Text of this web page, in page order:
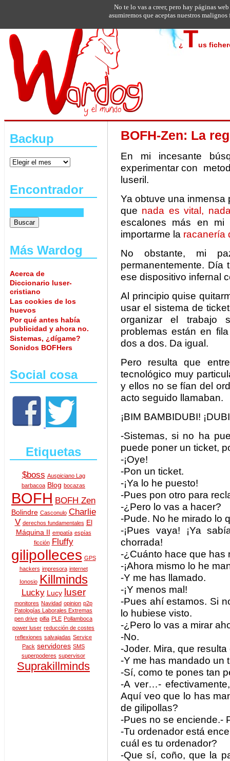
¿Tus
Backup
Encontrador
Más Wardog
Acerca de
Diccionario luser-
cristiano
Las cookies de los
huevos
Por qué antes había
publicidad y ahora no.
Sistemas, ¿dígame?
Sonidos BOFHers
Social cosa
Etiquetas
$boss Auspiciano Lag
barbacoa Blog bocazas
BOFH BOFH Zen
Bolindre Casconulo Charlie
V derechos fundamentales El
Máquina II empatía espías
ficción
Fluffy
gilipolleces GPS
hackers impresora internet
Ionosio Killminds
Lucky Lucy luser
monitores Navidad opinion p2p
Patologías Laborales Extremas
pen drive pifia PLE Pollamboca
power luser reducción de costes
reflexiones salvajadas Service
Pack servidores SMS
superpoderes supervisor
Suprakillminds
BOFH-Zen: La
En mi incesante
experimentar con
luseril.
Ya obtuve una inmensa
que nada es vital,
escalones más en
importarme la racanería
No obstante, mi
permanentemente. Día
ese dispositivo infernal
Al principio quise
usar el sistema de
organizar el trabajo
problemas están en
dos a dos. Da igual.
Pero resulta que
tecnológico muy
y ellos no se fían del
acto seguido llamaban.
¡BIM BAMBIDUBI!
-Sistemas, si no ha
puede poner un ticket,
-¡Oye!
-Pon un ticket.
-¡Ya lo he puesto!
-Pues pon otro para
-¿Pero lo vas a hacer?
-Pude. No he mirado lo
-¡Pues vaya! ¡Ya
chorrada!
-¿Cuánto hace que has
-¡Ahora mismo lo he
-Y me has llamado.
-¡Y menos mal!
-Pues ahí estamos. Si
lo hubiese visto.
-¿Pero lo vas a mirar
-No.
-Joder. Mira, que
-Y me has mandado un
-Sí, como te pones tan
-A ver…-
Aquí veo que lo has
de gilipollas?
-Pues no se enciende.-
-Tu ordenador está
cuál es tu ordenador?
-Que sí, coño, que la
No te lo vas a creer, pero hay páginas
asumiremos que aceptas nuestros